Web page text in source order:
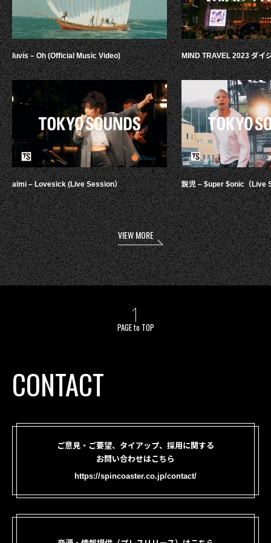
luvis – Oh (Official Music Video)
aimi – Lovesick (Live Session）
MIND TRAVEL 2023 ダイ
鋭児 – $uper $onic（Live
VIEW MORE
PAGE to TOP
CONTACT
ご意見・ご要望、タイアップ、採用に関する
お問い合わせはこちら
https://spincoaster.co.jp/contact/